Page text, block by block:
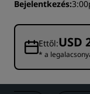
Bejelentkezés
Ettől:USD
* a